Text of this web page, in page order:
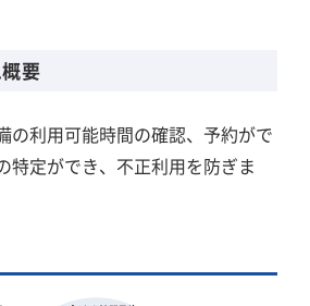
要
の利用可能時間の確認、予約がで
特定ができ、不正利用を防ぎま